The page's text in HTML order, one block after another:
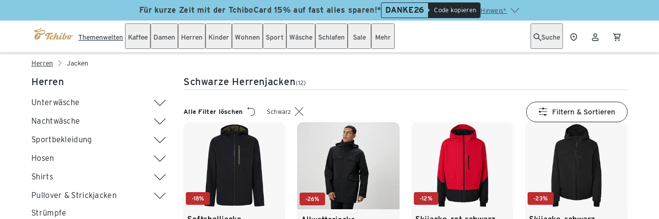
Für kurze Zeit mit der TchiboCard 15% auf fast alles sparen!* DANKE26 Code kopieren Hinweis*
Themenwelten Kaffee Damen Herren Kinder Wohnen Sport Wäsche Schlafen Sale Mehr Suche
Herren Jacken
Herren
Unterwäsche
Nachtwäsche
Sportbekleidung
Hosen
Shirts
Pullover & Strickjacken
Strümpfe
Schwarze Herrenjacken(12)
Alle Filter löschen Schwarz Filtern & Sortieren
-18% -26% -12% -23%